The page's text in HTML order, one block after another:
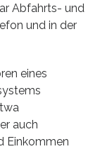
Abfahrts- und
und in der
eines
auch
Einkommen